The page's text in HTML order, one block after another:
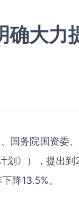
确大力
国务院国资委
划》），提出
降13.5%。